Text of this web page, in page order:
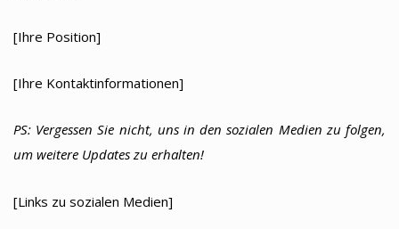
[Ihre Position]
[Ihre Kontaktinformationen]
PS: Vergessen Sie nicht, uns in den sozialen Medien zu folgen,
um weitere Updates zu erhalten!
[Links zu sozialen Medien]